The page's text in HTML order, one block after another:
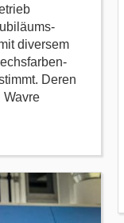
diversem
Deren
Wavre